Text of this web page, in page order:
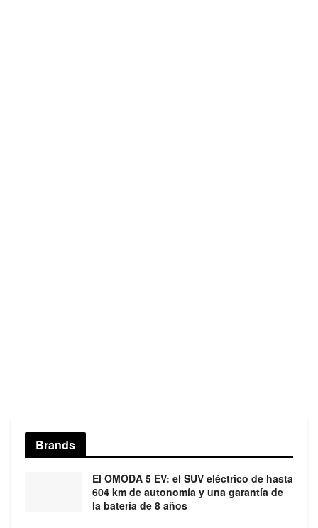
Brands
El OMODA 5 EV: el SUV eléctrico de hasta
604 km de autonomía y una garantía de
la batería de 8 años